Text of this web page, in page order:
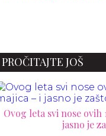
PROČITAJTE JOŠ
Ovog leta svi nose ovih
jasno je